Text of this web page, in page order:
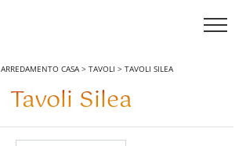
ARREDAMENTO CASA> TAVOLI > TAVOLI SILEA
Tavoli Silea